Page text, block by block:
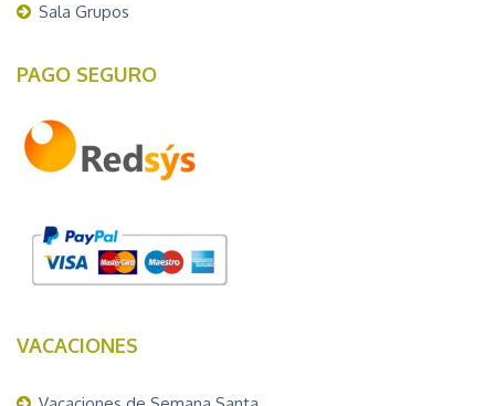
Sala Grupos
PAGO SEGURO
VACACIONES